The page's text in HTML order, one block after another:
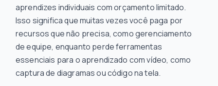
aprendizes individuais com orçamento limitado.
Isso significa que muitas vezes você paga por
recursos que não precisa, como gerenciamento
de equipe, enquanto perde ferramentas
essenciais para o aprendizado com vídeo, como
captura de diagramas ou código na tela.